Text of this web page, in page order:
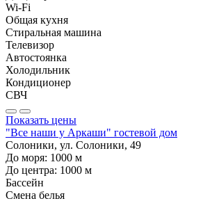
Wi-Fi
Общая кухня
Стиральная машина
Телевизор
Автостоянка
Холодильник
Кондиционер
СВЧ
Показать цены
"Все наши у Аркаши" гостевой дом
Солоники, ул. Солоники, 49
До моря: 1000 м
До центра: 1000 м
Бассейн
Смена белья